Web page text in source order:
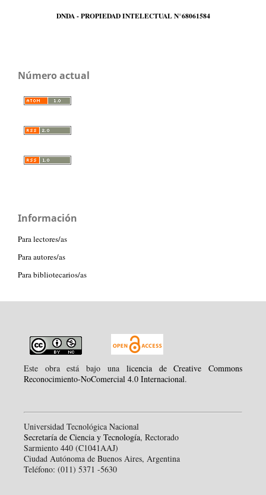
DNDA - PROPIEDAD INTELECTUAL N°68061584
Número actual
Información
Para lectores/as
Para autores/as
Para bibliotecarios/as
Este obra está bajo una licencia de Creative Commons
Reconocimiento-NoComercial 4.0 Internacional.
Universidad Tecnológica Nacional
Secretaría de Ciencia y Tecnología, Rectorado
Sarmiento 440 (C1041AAJ)
Ciudad Autónoma de Buenos Aires, Argentina
Teléfono: (011) 5371 -5630